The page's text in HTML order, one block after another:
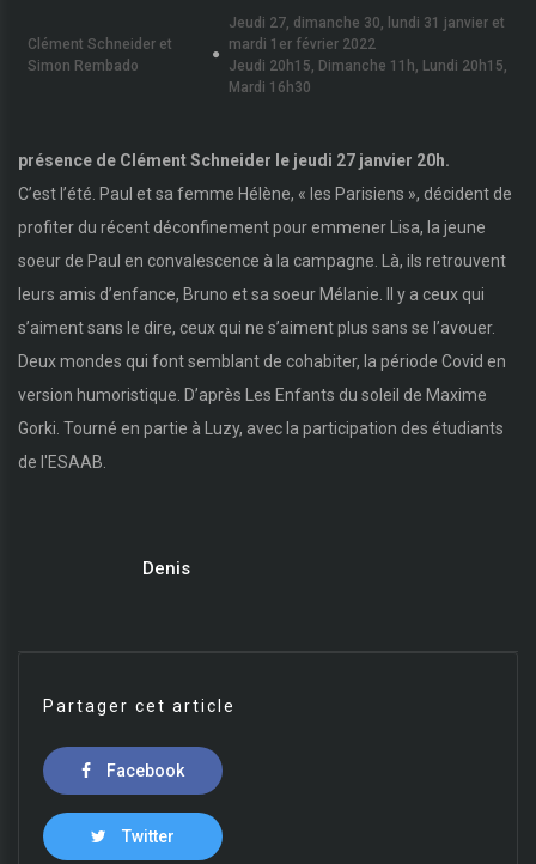
Clément Schneider et
Simon Rembado
Jeudi 27, dimanche 30, lundi 31 janvier et
mardi 1er février 2022
Jeudi 20h15, Dimanche 11h, Lundi 20h15,
Mardi 16h30
présence de Clément Schneider le jeudi 27 janvier 20h.
C’est l’été. Paul et sa femme Hélène, « les Parisiens », décident de
profiter du récent déconfinement pour emmener Lisa, la jeune
soeur de Paul en convalescence à la campagne. Là, ils retrouvent
leurs amis d’enfance, Bruno et sa soeur Mélanie. Il y a ceux qui
s’aiment sans le dire, ceux qui ne s’aiment plus sans se l’avouer.
Deux mondes qui font semblant de cohabiter, la période Covid en
version humoristique. D’après Les Enfants du soleil de Maxime
Gorki. Tourné en partie à Luzy, avec la participation des étudiants
de l'ESAAB.
Denis
Partager cet article
Facebook
Twitter